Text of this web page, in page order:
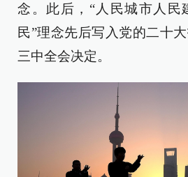
念。此后，“人民城市人民
民”理念先后写入党的二十
三中全会决定。